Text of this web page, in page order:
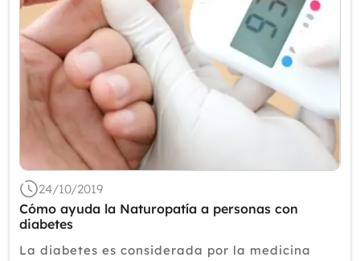
24/10/2019
Cómo ayuda la Naturopatía a personas con
diabetes
La diabetes es considerada por la medicina